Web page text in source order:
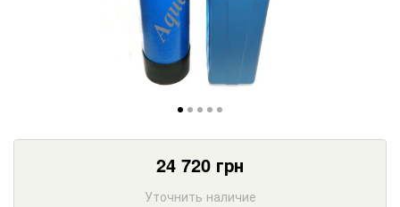
24 720 грн
Уточнить наличие